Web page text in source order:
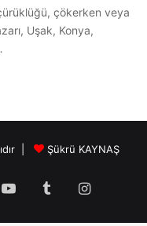
çökerken veya
Uşak, Konya,
| Şükrü KAYNAŞ
YouTubeTumblr